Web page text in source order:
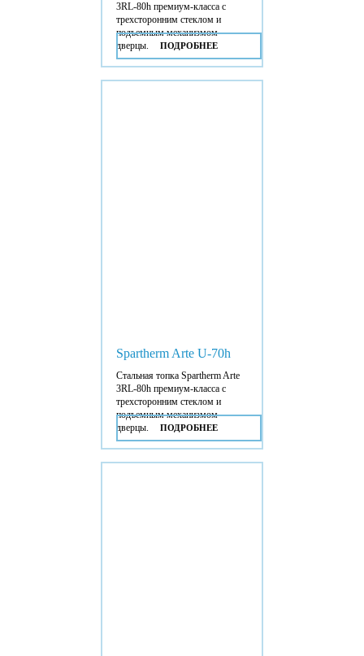
3RL-80h премиум-класса с
трехсторонним стеклом и
подъемным механизмом
дверцы.
ПОДРОБНЕЕ
Spartherm Arte U-70h
Стальная топка Spartherm Arte
3RL-80h премиум-класса с
трехсторонним стеклом и
подъемным механизмом
дверцы.
ПОДРОБНЕЕ